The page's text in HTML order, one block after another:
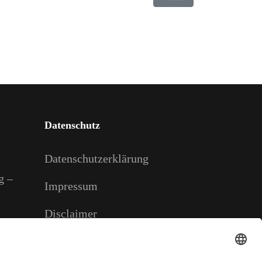
–
Datenschutz
Datenschutzerklärung
Impressum
Disclaimer